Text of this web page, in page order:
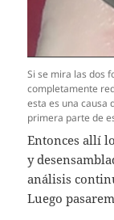
Si se mira las dos
completamente
esta es una causa
primera parte de
Entonces allí
y
análisis
Luego